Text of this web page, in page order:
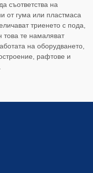
съответства на
от гума или пластмаса
триенето с пода,
това те намаляват
на оборудването,
рафтове и